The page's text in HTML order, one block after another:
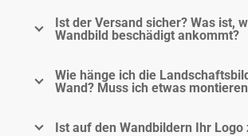
Ist der Versand sicher? Was ist,
Wandbild beschädigt ankommt?
Wie hänge ich die
Wand? Muss ich etwas
Ist auf den Wandbildern Ihr Logo